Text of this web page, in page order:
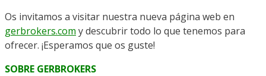
Os invitamos a visitar nuestra nueva página web en
gerbrokers.com y descubrir todo lo que tenemos para
ofrecer. ¡Esperamos que os guste!
SOBRE GERBROKERS